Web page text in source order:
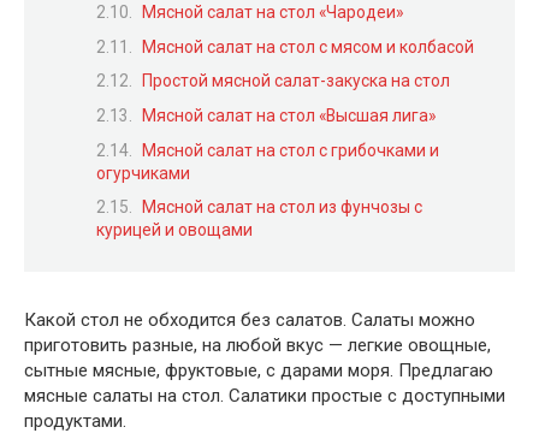
Мясной салат на стол «Чародеи»
Мясной салат на стол с мясом и колбасой
Простой мясной салат-закуска на стол
Мясной салат на стол «Высшая лига»
Мясной салат на стол с грибочками и
огурчиками
Мясной салат на стол из фунчозы с
курицей и овощами
Какой стол не обходится без салатов. Салаты можно
приготовить разные, на любой вкус — легкие овощные,
сытные мясные, фруктовые, с дарами моря. Предлагаю
мясные салаты на стол. Салатики простые с доступными
продуктами.